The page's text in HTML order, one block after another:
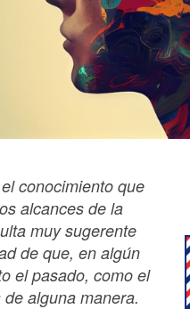
conocimiento que
alcances de la
muy sugerente
de que, en algún
el pasado, como el
alguna manera.